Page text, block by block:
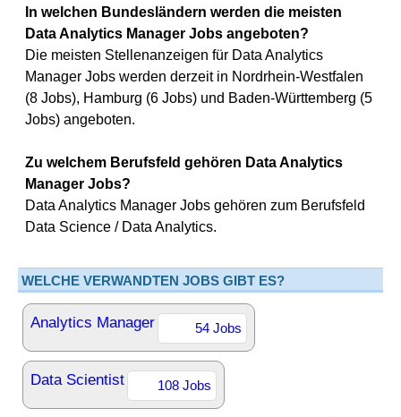
In welchen Bundesländern werden die meisten
Data Analytics Manager Jobs angeboten?
Die meisten Stellenanzeigen für Data Analytics
Manager Jobs werden derzeit in Nordrhein-Westfalen
(8 Jobs), Hamburg (6 Jobs) und Baden-Württemberg (5
Jobs) angeboten.
Zu welchem Berufsfeld gehören Data Analytics
Manager Jobs?
Data Analytics Manager Jobs gehören zum Berufsfeld
Data Science / Data Analytics.
WELCHE VERWANDTEN JOBS GIBT ES?
Analytics Manager 54 Jobs
Data Scientist 108 Jobs